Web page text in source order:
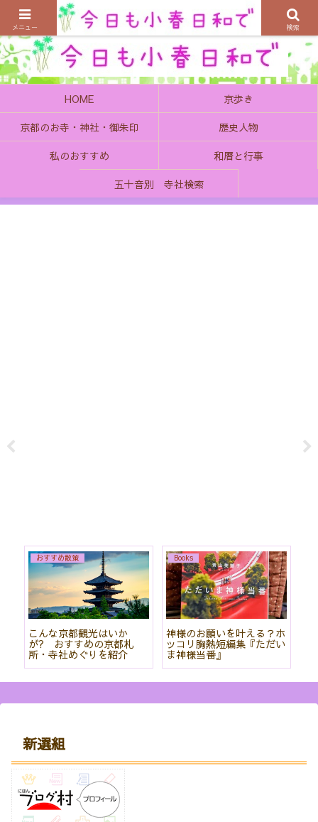
京都の町で歴史を楽しむ、そんなゆったり気分を感じてみませんか
HOME
京歩き
京都のお寺・神社・御朱印
歴史人物
私のおすすめ
和暦と行事
五十音別 寺社検索
おすすめ散策
こんな京都観光はいか
が? おすすめの京都札
所・寺社めぐりを紹介
Books
神様のお願いを叶える？ホ
ッコリ胸熱短編集『ただい
ま神様当番』
新選組
メニュー 検索